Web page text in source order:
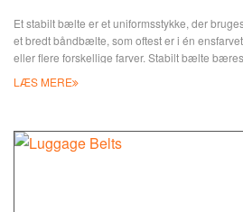
Et stabilt bælte er et uniformsstykke, der
et bredt båndbælte, som oftest er i én
eller flere forskellige farver. Stabilt bælte
læderremme samt metalspænder og skyde.
LÆS MERE